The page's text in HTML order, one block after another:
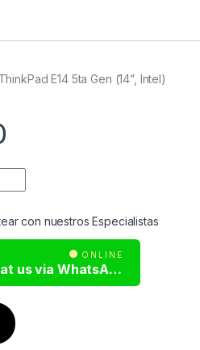
E14 5ta Gen (14”, Intel)
con nuestros Especialistas
ONLINE
Need Help? Chat us via WhatsApp